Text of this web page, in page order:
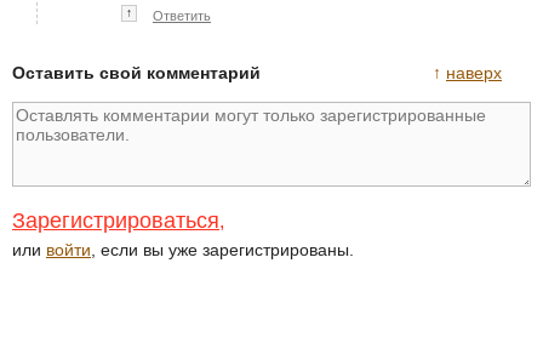
↑ Ответить
↑ наверх
Оставить свой комментарий
Зарегистрироваться,
или войти, если вы уже зарегистрированы.